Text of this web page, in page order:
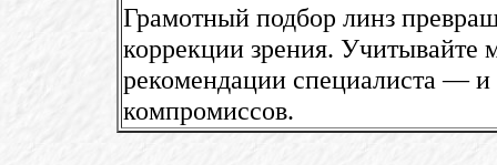
Грамотный подбор линз
коррекции зрения. Учитывайте
рекомендации специалиста — и
компромиссов.